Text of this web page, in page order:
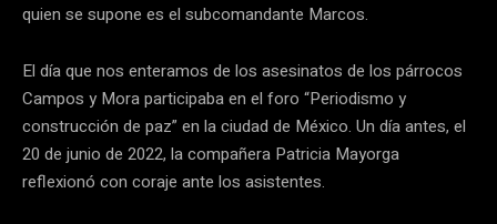
quien se supone es el subcomandante Marcos.
El día que nos enteramos de los asesinatos de los párrocos
Campos y Mora participaba en el foro “Periodismo y
construcción de paz” en la ciudad de México. Un día antes, el
20 de junio de 2022, la compañera Patricia Mayorga
reflexionó con coraje ante los asistentes.